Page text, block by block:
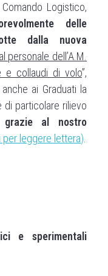
Logistico,
delle
dalla nuova
personale dell’A.M.
e collaudi di volo”,
ai Graduati la
di particolare rilievo
grazie al nostro
per leggere lettera).
e sperimentali